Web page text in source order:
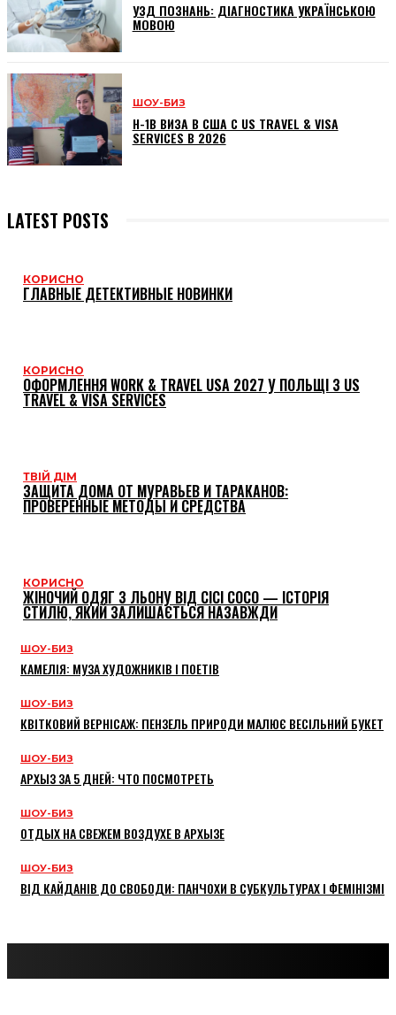
УЗД ПОЗНАНЬ: ДІАГНОСТИКА УКРАЇНСЬКОЮ
МОВОЮ
ШОУ-БИЗ
H-1B ВИЗА В США С US TRAVEL & VISA
SERVICES В 2026
LATEST POSTS
КОРИСНО
ГЛАВНЫЕ ДЕТЕКТИВНЫЕ НОВИНКИ
КОРИСНО
ОФОРМЛЕННЯ WORK & TRAVEL USA 2027 У ПОЛЬЩІ З US
TRAVEL & VISA SERVICES
ТВІЙ ДІМ
ЗАЩИТА ДОМА ОТ МУРАВЬЕВ И ТАРАКАНОВ:
ПРОВЕРЕННЫЕ МЕТОДЫ И СРЕДСТВА
КОРИСНО
ЖІНОЧИЙ ОДЯГ З ЛЬОНУ ВІД CICI COCO — ІСТОРІЯ
СТИЛЮ, ЯКИЙ ЗАЛИШАЄТЬСЯ НАЗАВЖДИ
ШОУ-БИЗ
КАМЕЛІЯ: МУЗА ХУДОЖНИКІВ І ПОЕТІВ
ШОУ-БИЗ
КВІТКОВИЙ ВЕРНІСАЖ: ПЕНЗЕЛЬ ПРИРОДИ МАЛЮЄ ВЕСІЛЬНИЙ БУКЕТ
ШОУ-БИЗ
АРХЫЗ ЗА 5 ДНЕЙ: ЧТО ПОСМОТРЕТЬ
ШОУ-БИЗ
ОТДЫХ НА СВЕЖЕМ ВОЗДУХЕ В АРХЫЗЕ
ШОУ-БИЗ
ВІД КАЙДАНІВ ДО СВОБОДИ: ПАНЧОХИ В СУБКУЛЬТУРАХ І ФЕМІНІЗМІ